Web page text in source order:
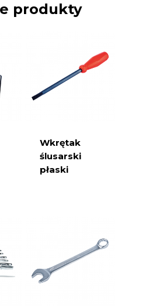
produkty
Wkrętak
ślusarski
płaski